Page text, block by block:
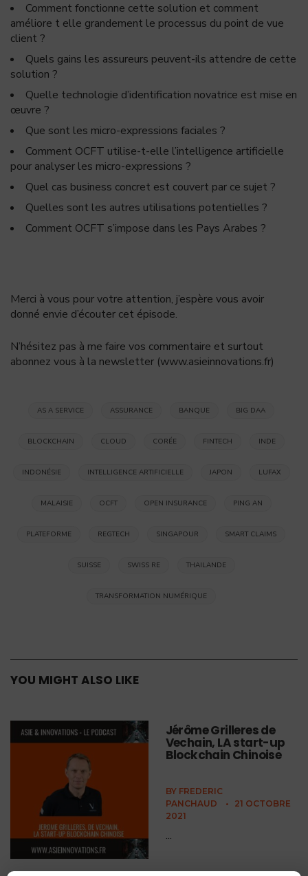
Comment fonctionne cette solution et comment
améliore t elle grandement le processus du point de vue
client ?
Quels gains les assureurs peuvent-ils attendre de cette
solution ?
Quelle technologie d’identification novatrice est mise en
œuvre ?
Que sont les micro-expressions faciales ?
Comment OCFT utilise-t-elle l’intelligence artificielle
pour analyser les micro-expressions ?
Quel cas business concret est couvert par ce sujet ?
Quelles sont les autres utilisations potentielles ?
Comment OCFT s’impose dans les Pays Arabes ?
Merci à vous pour votre attention, j’espère vous avoir
donné envie d’écouter cet épisode.
N’hésitez pas à me faire vos commentaire et surtout
abonnez vous à la newsletter (www.asieinnovations.fr)
AS A SERVICE ASSURANCE BANQUE BIG DAA
BLOCKCHAIN CLOUD CORÉE FINTECH INDE
INDONÉSIE INTELLIGENCE ARTIFICIELLE JAPON LUFAX
MALAISIE OCFT OPEN INSURANCE PING AN
PLATEFORME REGTECH SINGAPOUR SMART CLAIMS
SUISSE SWISS RE THAILANDE
TRANSFORMATION NUMÉRIQUE
YOU MIGHT ALSO LIKE
Jérôme Grilleres de
Vechain, LA start-up
Blockchain Chinoise
BY FREDERIC
PANCHAUD
•
21 OCTOBRE
2021
...